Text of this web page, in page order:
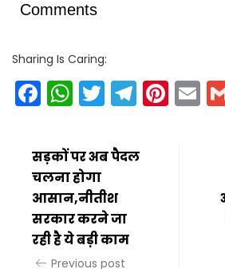
Comments
Sharing Is Caring:
Facebook
WhatsApp
Twitter
सड़कों पर अब पैदल
चलना होगा
आसान,नीतीश
सरकार करने जा
रही है ये बड़ी काम
Previous post